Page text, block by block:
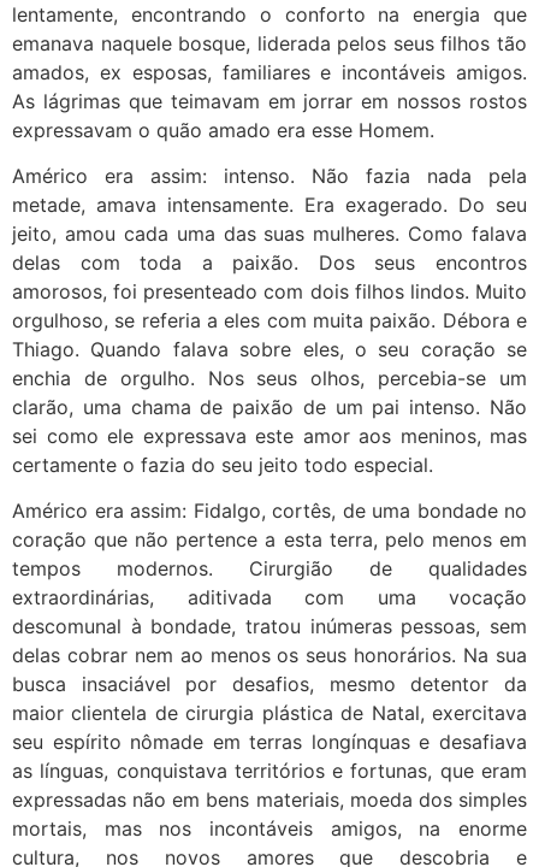
lentamente, encontrando o conforto na energia que
emanava naquele bosque, liderada pelos seus filhos tão
amados, ex esposas, familiares e incontáveis amigos.
As lágrimas que teimavam em jorrar em nossos rostos
expressavam o quão amado era esse Homem.
Américo era assim: intenso. Não fazia nada pela
metade, amava intensamente. Era exagerado. Do seu
jeito, amou cada uma das suas mulheres. Como falava
delas com toda a paixão. Dos seus encontros
amorosos, foi presenteado com dois filhos lindos. Muito
orgulhoso, se referia a eles com muita paixão. Débora e
Thiago. Quando falava sobre eles, o seu coração se
enchia de orgulho. Nos seus olhos, percebia-se um
clarão, uma chama de paixão de um pai intenso. Não
sei como ele expressava este amor aos meninos, mas
certamente o fazia do seu jeito todo especial.
Américo era assim: Fidalgo, cortês, de uma bondade no
coração que não pertence a esta terra, pelo menos em
tempos modernos. Cirurgião de qualidades
extraordinárias, aditivada com uma vocação
descomunal à bondade, tratou inúmeras pessoas, sem
delas cobrar nem ao menos os seus honorários. Na sua
busca insaciável por desafios, mesmo detentor da
maior clientela de cirurgia plástica de Natal, exercitava
seu espírito nômade em terras longínquas e desafiava
as línguas, conquistava territórios e fortunas, que eram
expressadas não em bens materiais, moeda dos simples
mortais, mas nos incontáveis amigos, na enorme
cultura, nos novos amores que descobria e